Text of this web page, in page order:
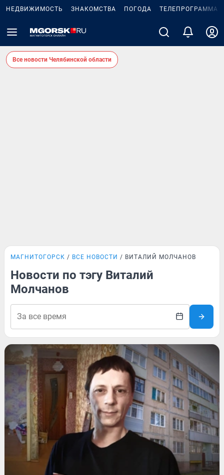
НЕДВИЖИМОСТЬ ЗНАКОМСТВА ПОГОДА ТЕЛЕПРОГРАММА
Все новости Челябинской области
МАГНИТОГОРСК ВСЕ НОВОСТИ ВИТАЛИЙ МОЛЧАНОВ
Новости по тэгу Виталий
Молчанов